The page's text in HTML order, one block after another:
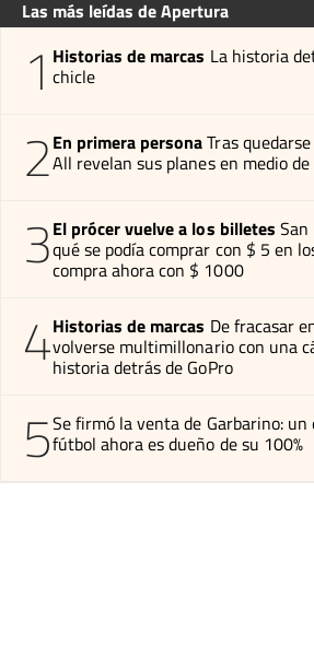
Las más leídas de Apertura
1 Historias de marcas La historia
chicle
2En primera personaTras
All revelan sus planes en medio
3El prócer vuelve a los billetes
qué se podía comprar con $ 5 en
compra ahora con $ 1000
4Historias de marcas De fracasar
volverse multimillonario con una
historia detrás de GoPro
5Se firmó la venta de Garbarino: un
fútbol ahora es dueño de su 100%